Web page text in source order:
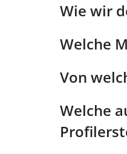
Wie wir
Welche
Von
Welche